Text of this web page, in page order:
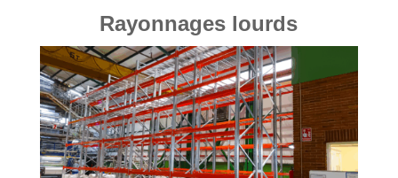
Rayonnages lourds